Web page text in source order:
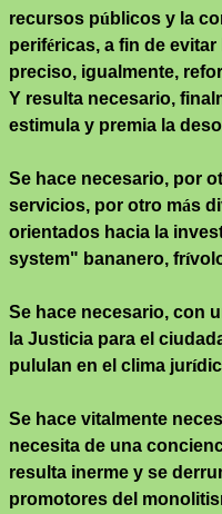
recursos pú blicos y la
periféricas, a fin de
preciso, igualmente,
Y resulta necesario,
estimula y premia la
Se hace necesario, por
servicios, por otro más
orientados hacia la
system" bananero, frí
Se hace necesario, con
la Justicia para el
pululan en el clima jurí
Se hace vitalmente
necesita de una
resulta inerme y se
promotores del